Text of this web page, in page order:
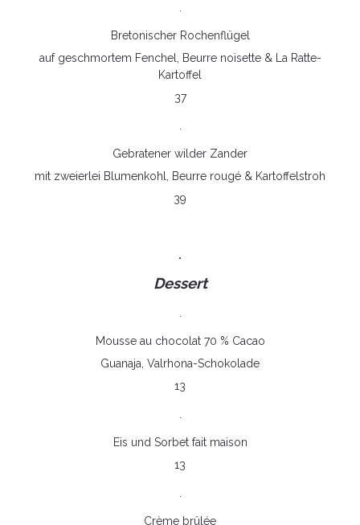
Bretonischer Rochenflügel
auf geschmortem Fenchel, Beurre noisette & La Ratte-
Kartoffel
37
Gebratener wilder Zander
mit zweierlei Blumenkohl, Beurre rougé & Kartoffelstroh
39
.
Dessert
Mousse au chocolat 70 % Cacao
Guanaja, Valrhona-Schokolade
13
Eis und Sorbet fait maison
13
Crème brûlée